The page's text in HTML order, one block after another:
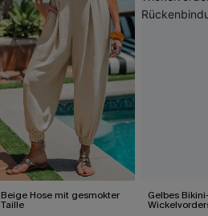
Beige Hose mit gesmokter
Taille
Gelbes